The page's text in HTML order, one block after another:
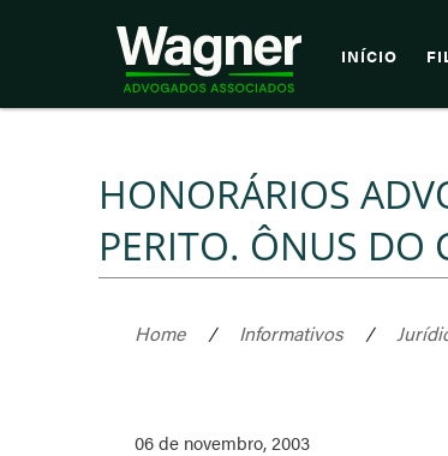
INÍCIO
HONORÁRIOS
PERITO. ÔNUS DO
Home / Informativos /
06 de novembro, 2003